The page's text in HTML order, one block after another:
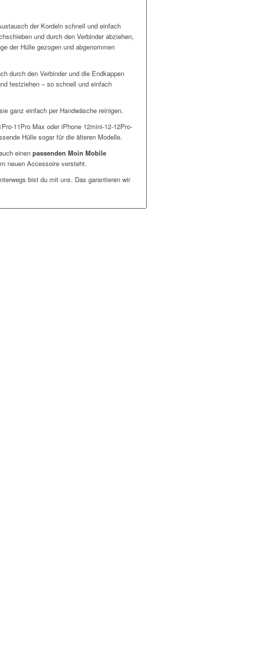
der Kordeln schnell und einfach
und durch den Verbinder abziehen,
der Hülle gezogen und abgenommen
durch den Verbinder und die Endkappen
festziehen – so schnell und einfach
ganz einfach per Handwäsche reinigen.
11Pro Max oder iPhone 12mini-12-12Pro-
Hülle sogar für die älteren Modelle.
einenpassenden Moin Mobile
neuen Accessoire versteht.
bist du mit uns. Das garantieren wir